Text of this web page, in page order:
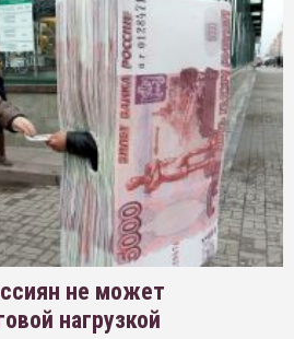
не может
нагрузкой